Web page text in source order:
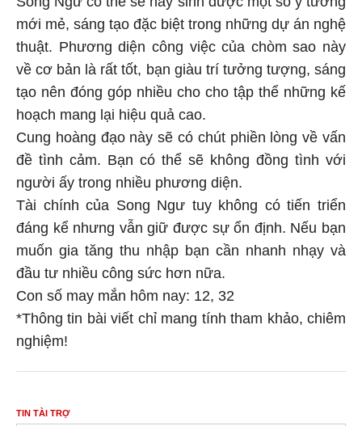
mới mẻ, sáng tạo đặc biệt trong những dự án nghệ
thuật. Phương diện công việc của chòm sao này
về cơ bản là rất tốt, bạn giàu trí tưởng tượng, sáng
tạo nên đóng góp nhiều cho cho tập thể những kế
hoạch mang lại hiệu quả cao.
Cung hoàng đạo này sẽ có chút phiền lòng về vấn
đề tình cảm. Bạn có thể sẽ không đồng tình với
người ấy trong nhiều phương diện.
Tài chính của Song Ngư tuy không có tiến triển
đáng kể nhưng vẫn giữ được sự ổn định. Nếu bạn
muốn gia tăng thu nhập bạn cần nhanh nhạy và
đầu tư nhiều công sức hơn nữa.
Con số may mắn hôm nay: 12, 32
*Thông tin bài viết chỉ mang tính tham khảo, chiêm
nghiệm!
TIN TÀI TRỢ